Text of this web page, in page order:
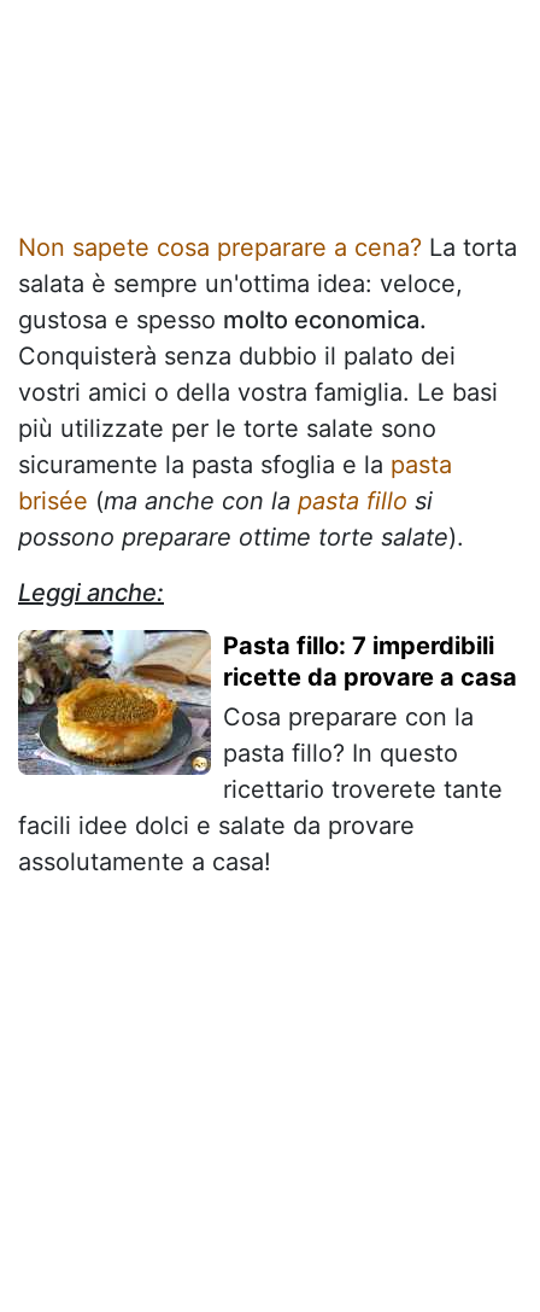
Non sapete cosa preparare a cena? La torta
salata è sempre un'ottima idea: veloce,
gustosa e spesso molto economica.
Conquisterà senza dubbio il palato dei
vostri amici o della vostra famiglia. Le basi
più utilizzate per le torte salate sono
sicuramente la pasta sfoglia e la pasta
brisée (ma anche con la pasta fillo si
possono preparare ottime torte salate).
Leggi anche:
Pasta fillo: 7 imperdibili
ricette da provare a casa
Cosa preparare con la
pasta fillo? In questo
ricettario troverete tante
facili idee dolci e salate da provare
assolutamente a casa!